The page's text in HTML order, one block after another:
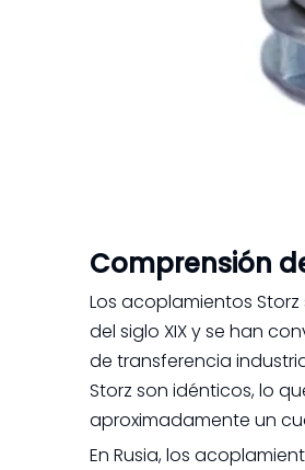
Comprensión
Los acoplamientos
del siglo XIX y se han
de transferencia
Storz son idénticos, lo
aproximadamente un
En Rusia, los